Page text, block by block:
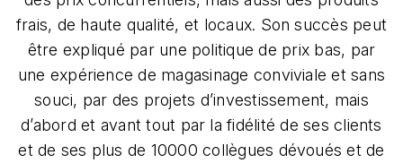
frais, de haute qualité, et locaux. Son succès peut
être expliqué par une politique de prix bas, par
une expérience de magasinage conviviale et sans
souci, par des projets d’investissement, mais
d’abord et avant tout par la fidélité de ses clients
et de ses plus de 10000 collègues dévoués et de